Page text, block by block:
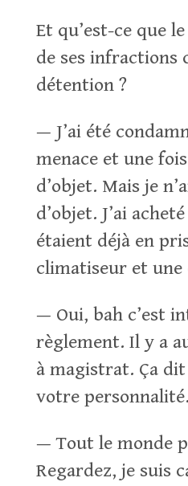
Et qu’est-ce que
de ses infractions
détention ?
— J’ai été
menace et une
d’objet. Mais je
d’objet. J’ai
étaient déjà en
climatiseur et une
— Oui, bah c’est
règlement. Il y a
à magistrat. Ça
votre personnalité.
— Tout le monde
Regardez, je suis